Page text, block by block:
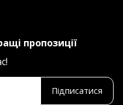
пропозиції
Підписатися